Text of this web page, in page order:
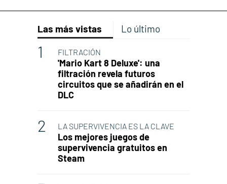
Las más vistas Lo último
FILTRACIÓN
'Mario Kart 8 Deluxe': una
filtración revela futuros
circuitos que se añadirán en el
DLC
LA SUPERVIVENCIA ES LA CLAVE
Los mejores juegos de
supervivencia gratuitos en
Steam